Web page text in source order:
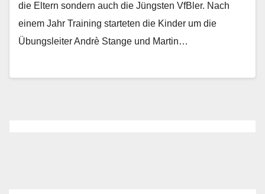
die Eltern sondern auch die Jüngsten VfBler. Nach
einem Jahr Training starteten die Kinder um die
Übungsleiter Andrè Stange und Martin…